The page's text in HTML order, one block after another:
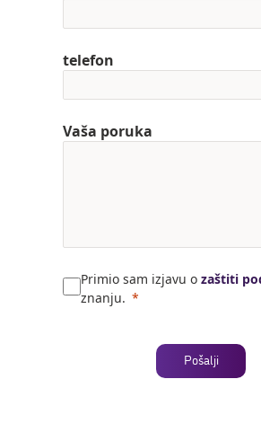
telefon
Vaša poruka
Primio sam izjavu o zaštiti
znanju.
Pošalji